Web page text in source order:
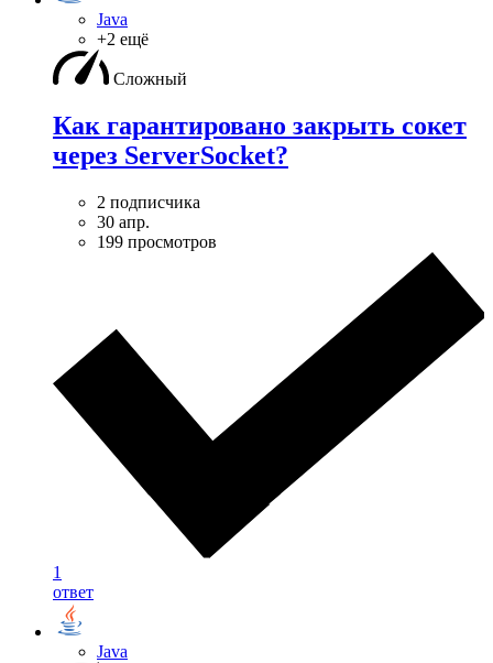
Java
+2 ещё
Сложный
Как гарантировано закрыть сокет
через ServerSocket?
2 подписчика
30 апр.
199 просмотров
1
ответ
Java